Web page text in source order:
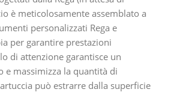
è meticolosamente assemblato a
personalizzati Rega e
per garantire prestazioni
di attenzione garantisce un
e massimizza la quantità di
può estrarre dalla superficie